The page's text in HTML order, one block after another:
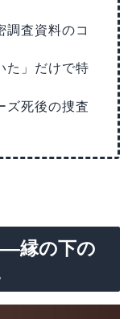
調査資料のコ
た」だけで特
ズ死後の捜査
縁の下の